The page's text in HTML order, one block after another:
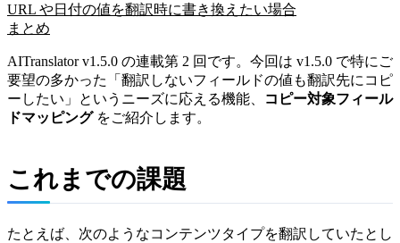
URL や日付の値を翻訳時に書き換えたい場合
まとめ
AITranslator v1.5.0 の連載第 2 回です。今回は v1.5.0 で特にご
要望の多かった「翻訳しないフィールドの値も翻訳先にコピ
ーしたい」というニーズに応える機能、
コピー対象フィール
ドマッピングをご紹介します。
これまでの課題
たとえば、次のようなコンテンツタイプを翻訳していたとし